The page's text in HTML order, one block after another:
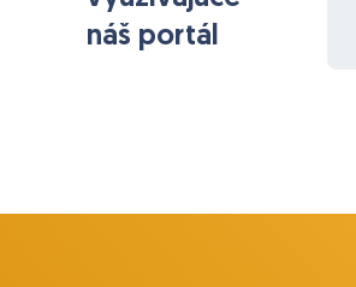
náš portál